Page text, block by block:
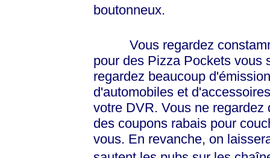
boutonneux.
Vous regardez
pour des Pizza Pockets vous
regardez beaucoup
d'automobiles et
votre DVR. Vous ne
des coupons rabais pour
vous. En revanche, on